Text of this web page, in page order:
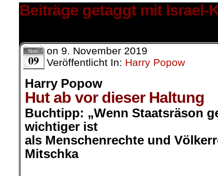
Beiträge getaggt mit Israel-
Nov.
09
on 9. November 2019
Veröffentlicht In: Harry Popow
Harry Popow
Hut ab vor dieser Haltung
Buchtipp: „Wenn Staatsräson
wichtiger ist
als Menschenrechte und
Mitschka